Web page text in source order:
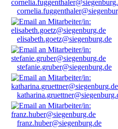
elisabeth.goetz@siegenburg.de
stefanie.gruber@siegenburg.de
franz.huber@siegenburg.de